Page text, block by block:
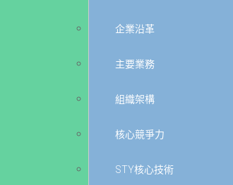
企業沿革
主要業務
組織架構
核心競爭力
STY核心技術